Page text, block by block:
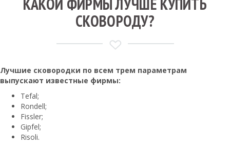
СКОВОРОДУ?
Лучшие сковородки по всем трем параметрам
выпускают известные фирмы:
Tefal;
Rondell;
Fissler;
Gipfel;
Risoli.